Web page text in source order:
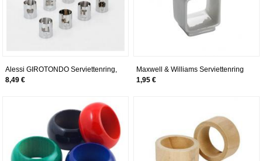
Alessi GIROTONDO Serviettenring,
durchbrochen aus Edelstahl
8,49 €
Maxwell & Williams Serviettenring
eckig, napkin rect square,
1,95 €